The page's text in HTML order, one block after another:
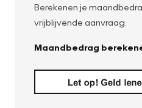
Berekenen je
vrijblijvende aanvraag.
Maandbedrag